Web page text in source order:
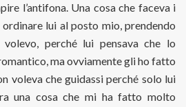
l’antifona. Una cosa che faceva i
lui al posto mio, prendendo
perché lui pensava che lo
ma ovviamente gli ho fatto
voleva che guidassi perché solo lui
una cosa che mi ha fatto molto